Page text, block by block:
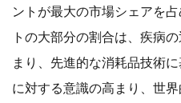
ントが最大の市場シェアを
トの大部分の割合は、疾病
まり、先進的な消耗品技術
に対する意識の高まり、世